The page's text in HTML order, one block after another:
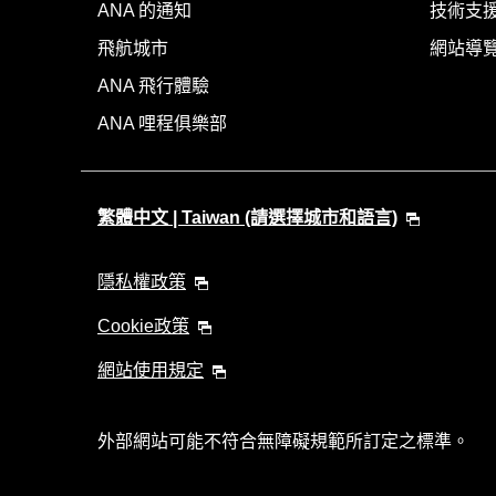
ANA 的通知
飛航城市
ANA 飛行體驗
ANA 哩程俱樂部
技術支
網站導
繁體中文 | Taiwan (請選擇城市和語言)
隱私權政策
Cookie政策
網站使用規定
外部網站可能不符合無障礙規範所訂定之標準。